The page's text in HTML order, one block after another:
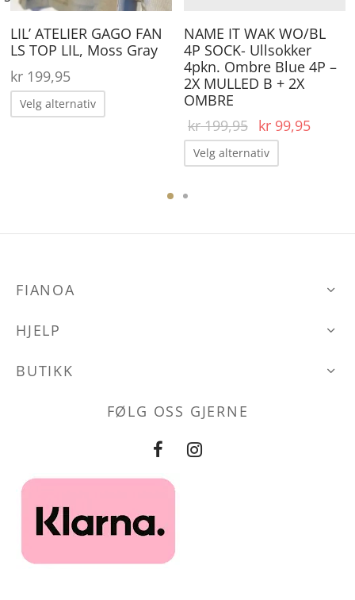
på
produktsiden
LIL’ ATELIER GAGO FAN
LS TOP LIL, Moss Gray
kr199,95
Velg alternativ
Dette
produktet
varianter.
kan
NAME IT WAK WO/BL
4P SOCK- Ullsokker
4pkn. Ombre Blue 4P –
2X MULLED B + 2X
OMBRE
kr199,95
Opprinnelig
pris var:
kr 199,95.
kr99,95
Velg alternativ
Dette
produktet
FIANOA
HJELP
BUTIKK
FØLG OSS GJERNE